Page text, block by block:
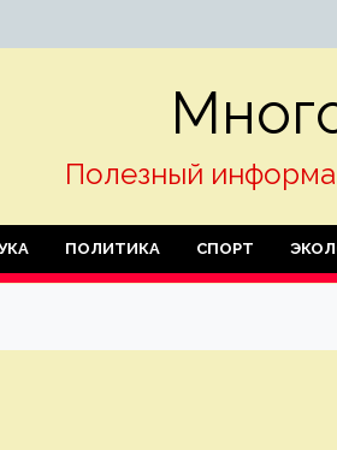
Полезный
ПОЛИТИКА СПОРТ